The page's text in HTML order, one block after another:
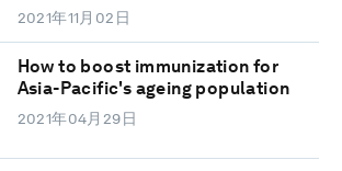
2021年11月02日
How to boost immunization for
Asia-Pacific's ageing population
2021年04月29日